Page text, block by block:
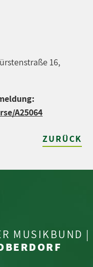
16,
A25064
ZURÜCK
MUSIKBUND |